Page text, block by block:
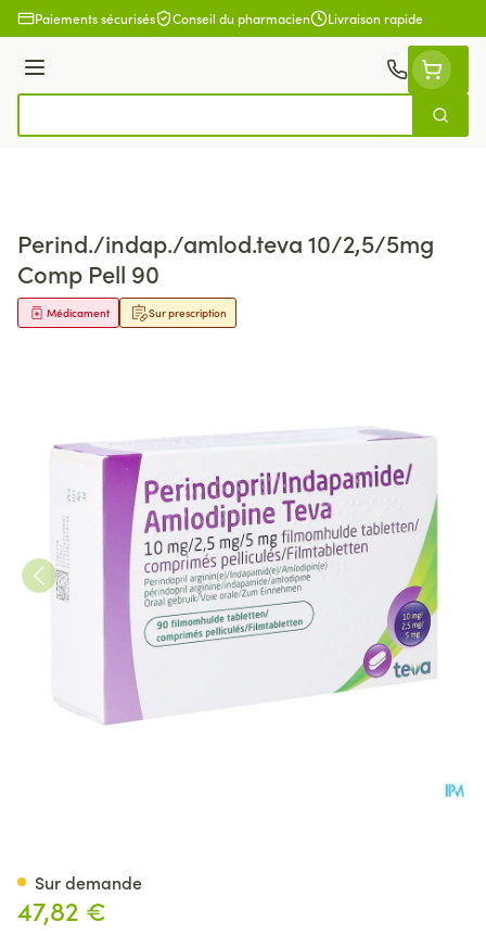
Aller au contenu
Paiements sécurisés Conseil du pharmacien Livraison rapide
Menu
Perind./indap./amlod.teva 10/2,5/5mg
Comp Pell 90
Sur prescription
Médicament
47,82 €
Sur demande